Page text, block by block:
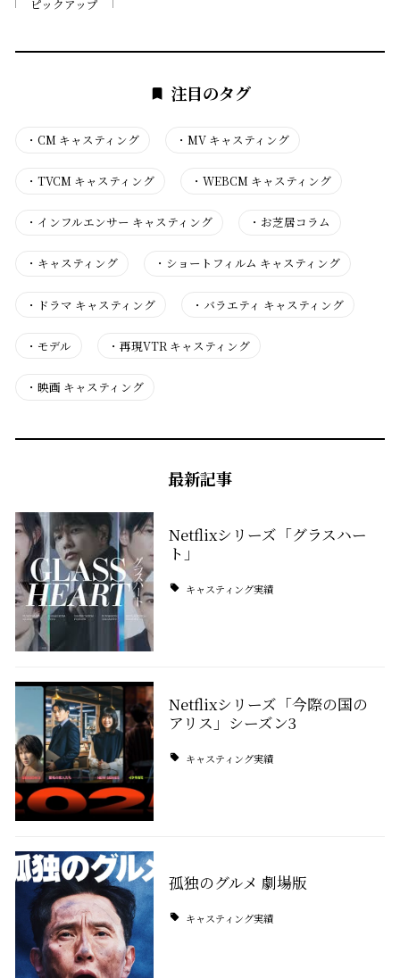
ピックアップ
注目のタグ
・ CM キャスティング ・MV キャスティング
・ TVCM キャスティング ・WEBCM キャスティング
・ インフルエンサー キャスティング ・ お芝居コラム
・ キャスティング ・ ショートフィルム キャスティング
・ ドラマ キャスティング ・ バラエティ キャスティング
・ モデル ・再現VTR キャスティング
・ 映画 キャスティング
最新記事
Netflixシリーズ「グラスハー
ト」
キャスティング実績
Netflixシリーズ「今際の国の
アリス」シーズン3
キャスティング実績
孤独のグルメ 劇場版
キャスティング実績